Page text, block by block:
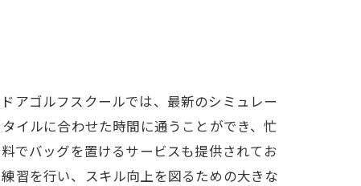
アゴルフスクールでは、最新のシミュレー
イルに合わせた時間に通うことができ、忙
でバッグを置けるサービスも提供されてお
習を行い、スキル向上を図るための大きな